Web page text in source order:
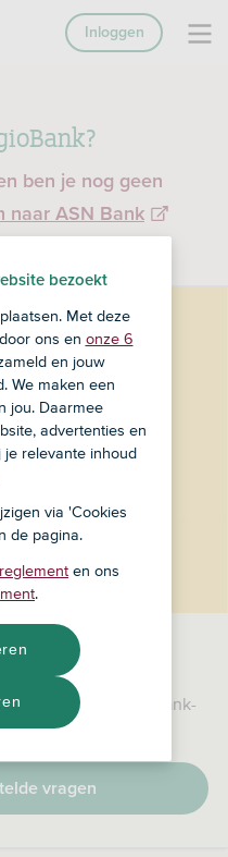
ben je nog geen
naar ASN Bank
Inloggen
Bank
en je RegioBank-
vragen
bezoekt
Met deze
ons en onze 6
en jouw
We maken een
jou. Daarmee
advertenties en
relevante inhoud
via 'Cookies
de pagina.
en ons
.